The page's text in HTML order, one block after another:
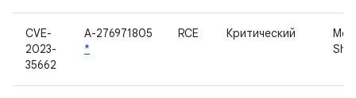
CVE-
2023-
35662
A-276971805
*
RCE Критический